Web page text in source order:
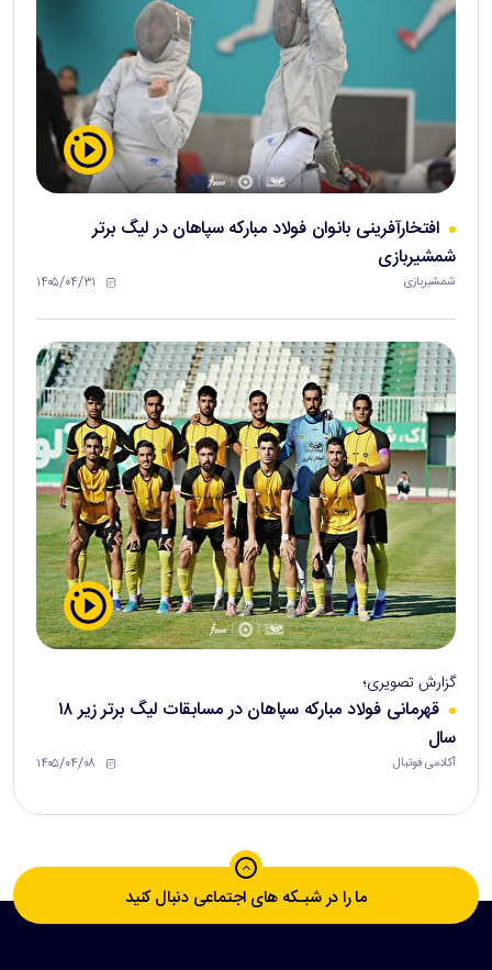
افتخارآفرینی بانوان فولاد مبارکه سپاهان در لیگ برتر
شمشیربازی
شمشیربازی ۱۴۰۵/۰۴/۳۱
گزارش تصویری؛
قهرمانی فولاد مبارکه سپاهان در مسابقات لیگ برتر زیر ۱۸
سال
آکادمی فوتبال ۱۴۰۵/۰۴/۰۸
ما را در شبـکه های اجتماعی دنبال کنید